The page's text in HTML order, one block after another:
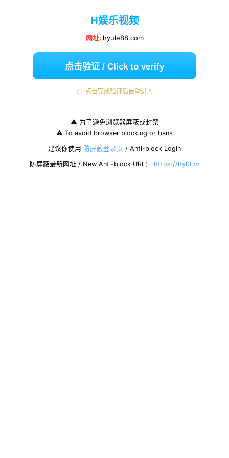
H娱乐视频
网址: hyule88.com
点击验证 / Click to verify
👉 点击完成验证后自动进入
⚠️ 为了避免浏览器屏蔽或封禁
⚠️ To avoid browser blocking or bans
建议你使用 防屏蔽登录页 / Anti-block Login
防屏蔽最新网址 / New Anti-block URL： https://hyl0.tv